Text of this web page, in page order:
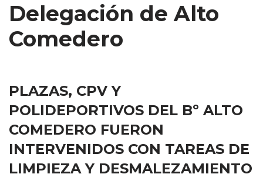
Delegación de Alto
Comedero
PLAZAS, CPV Y
POLIDEPORTIVOS DEL Bº ALTO
COMEDERO FUERON
INTERVENIDOS CON TAREAS DE
LIMPIEZA Y DESMALEZAMIENTO